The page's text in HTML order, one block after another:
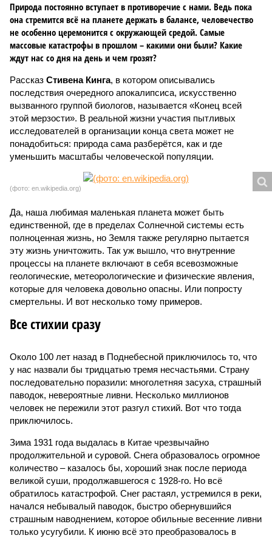
Природа постоянно вступает в противоречие с нами. Ведь пока
она стремится всё на планете держать в балансе, человечество
не особенно церемонится с окружающей средой. Самые
массовые катастрофы в прошлом – какими они были? Какие
ждут нас со дня на день и чем грозят?
Рассказ Стивена Кинга, в котором описывались
последствия очередного апокалипсиса, искусственно
вызванного группой биологов, называется «Конец всей
этой мерзости». В реальной жизни участия пытливых
исследователей в организации конца света может не
понадобиться: природа сама разберётся, как и где
уменьшить масштабы человеческой популяции.
(фото: en.wikipedia.org)
Да, наша любимая маленькая планета может быть
единственной, где в пределах Солнечной системы есть
полноценная жизнь, но Земля также регулярно пытается
эту жизнь уничтожить. Так уж вышло, что внутренние
процессы на планете включают в себя всевозможные
геологические, метеорологические и физические явления,
которые для человека довольно опасны. Или попросту
смертельны. И вот несколько тому примеров.
Все стихии сразу
Около 100 лет назад в Поднебесной приключилось то, что
у нас назвали бы тридцатью тремя несчастьями. Страну
последовательно поразили: многолетняя засуха, страшный
паводок, невероятные ливни. Несколько миллионов
человек не пережили этот разгул стихий. Вот что тогда
приключилось.
Зима 1931 года выдалась в Китае чрезвычайно
продолжительной и суровой. Снега образовалось огромное
количество – казалось бы, хороший знак после периода
великой суши, продолжавшегося с 1928-го. Но всё
обратилось катастрофой. Снег растаял, устремился в реки,
начался небывалый паводок, быстро обернувшийся
страшным наводнением, которое обильные весенние ливни
только усугубили. К июню всё это преобразовалось в